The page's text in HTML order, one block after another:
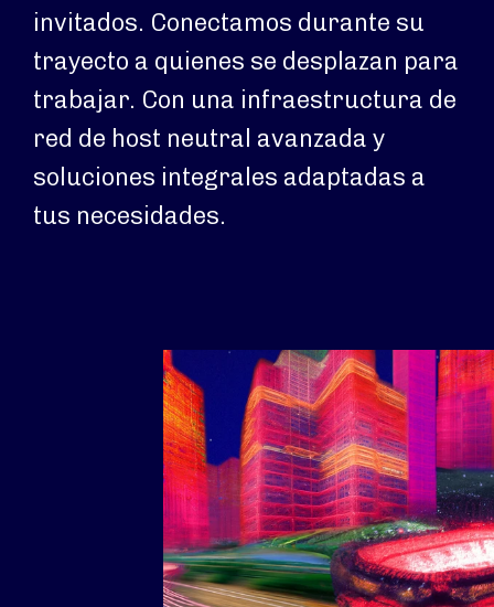
invitados. Conectamos durante su
trayecto a quienes se desplazan para
trabajar. Con una infraestructura de
red de host neutral avanzada y
soluciones integrales adaptadas a
tus necesidades.